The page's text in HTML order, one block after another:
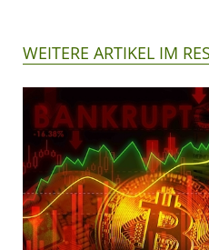
WEITERE ARTIKEL IM